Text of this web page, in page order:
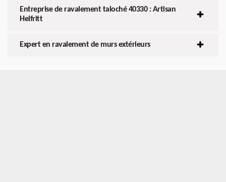
Entreprise de ravalement taloché 40330 : Artisan
Helfritt
Expert en ravalement de murs extérieurs